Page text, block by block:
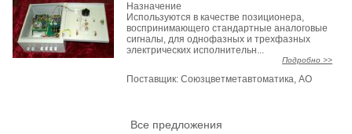
Назначение
Используются в качестве позиционера,
воспринимающего стандартные аналоговые
сигналы, для однофазных и трехфазных
электрических исполнительн...
Подробно >>
Поставщик:Союзцветметавтоматика, АО
Все предложения